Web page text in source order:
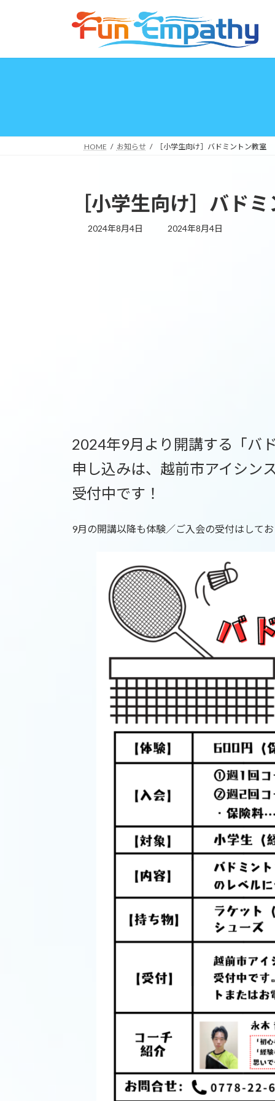
プ
動
HOME お知らせ ［小学生向け］バドミントン教室
［小学生向け］バド
2024年8月4日
最
2024年8月4日
2024年9月より開講する「バ
申し込みは、越前市アイシン
受付中です！
9月の開講以降も体験／ご入会の受付はして